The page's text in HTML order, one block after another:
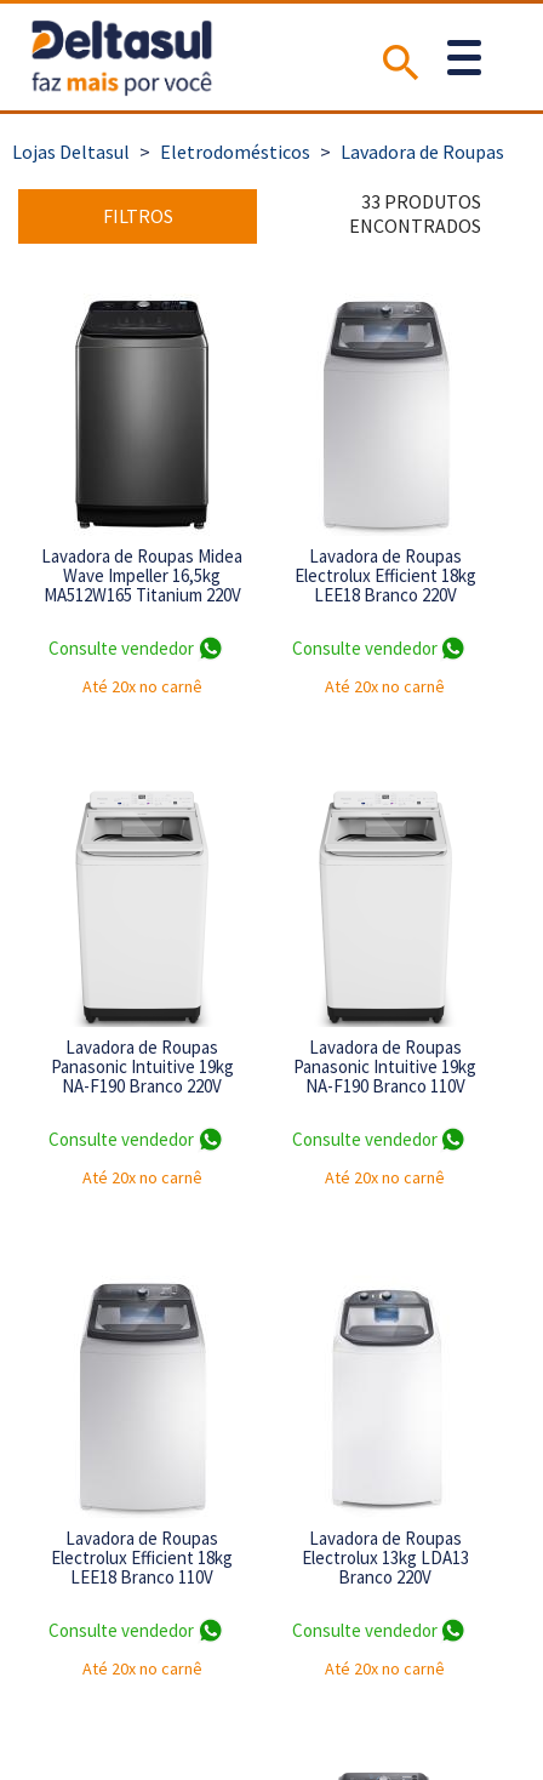
> Eletrodomésticos > Lavadora de Roupas
FILTROS
33 PRODUTOS
ENCONTRADOS
Lavadora de Roupas Midea
Wave Impeller 16,5kg
MA512W165 Titanium 220V
Consulte vendedor
Até 20x no carnê
Lavadora de Roupas
Electrolux Efficient 18kg
LEE18 Branco 220V
Consulte vendedor
Até 20x no carnê
Lavadora de Roupas
Panasonic Intuitive 19kg
NA-F190 Branco 220V
Consulte vendedor
Até 20x no carnê
Lavadora de Roupas
Panasonic Intuitive 19kg
NA-F190 Branco 110V
Consulte vendedor
Até 20x no carnê
Lavadora de Roupas
Electrolux Efficient 18kg
LEE18 Branco 110V
Consulte vendedor
Até 20x no carnê
Lavadora de Roupas
Electrolux 13kg LDA13
Branco 220V
Consulte vendedor
Até 20x no carnê